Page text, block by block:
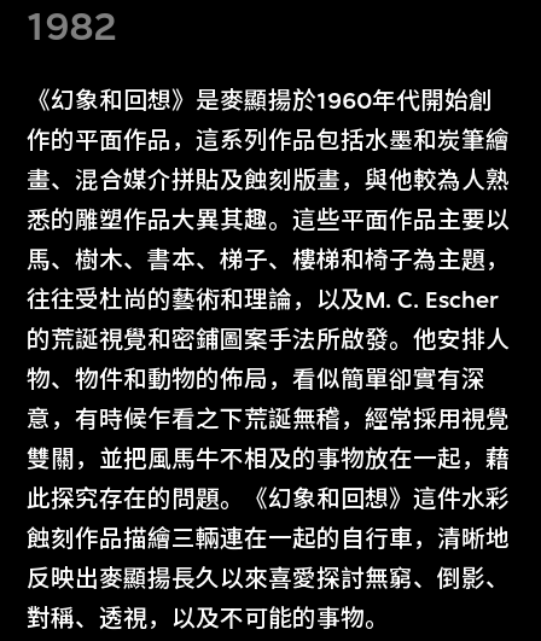
1982
《幻象和回想》是麥顯揚於1960年代開始創
作的平面作品，這系列作品包括水墨和炭筆繪
畫、混合媒介拼貼及蝕刻版畫，與他較為人熟
悉的雕塑作品大異其趣。這些平面作品主要以
馬、樹木、書本、梯子、樓梯和椅子為主題，
往往受杜尚的藝術和理論，以及M. C. Escher
的荒誕視覺和密鋪圖案手法所啟發。他安排人
物、物件和動物的佈局，看似簡單卻實有深
意，有時候乍看之下荒誕無稽，經常採用視覺
雙關，並把風馬牛不相及的事物放在一起，藉
此探究存在的問題。《幻象和回想》這件水彩
蝕刻作品描繪三輛連在一起的自行車，清晰地
反映出麥顯揚長久以來喜愛探討無窮、倒影、
對稱、透視，以及不可能的事物。